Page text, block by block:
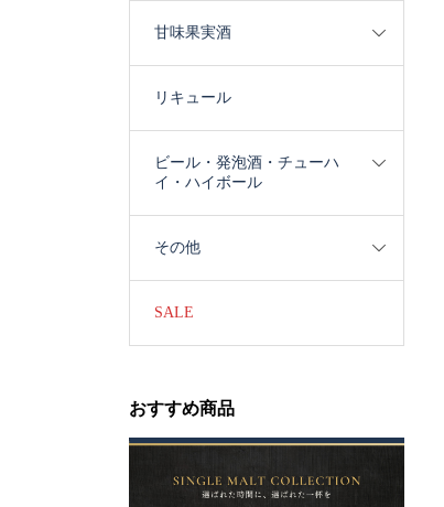
甘味果実酒
リキュール
ビール・発泡酒・チューハ
イ・ハイボール
その他
SALE
おすすめ商品